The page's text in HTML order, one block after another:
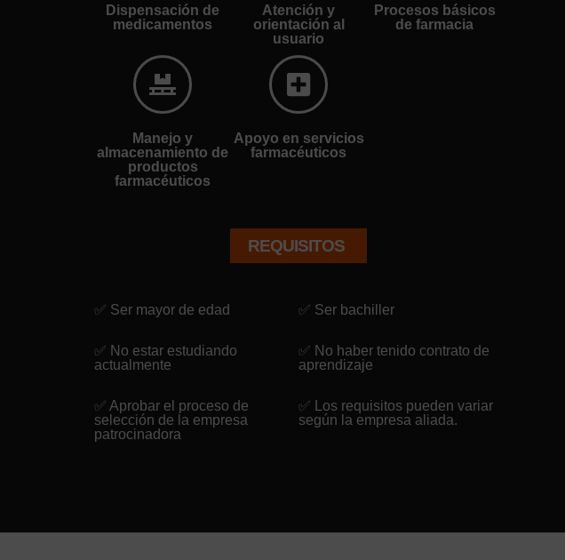
Dispensación de
medicamentos
Atención y
orientación al
usuario
Procesos básicos
de farmacia
Manejo y
almacenamiento de
productos
farmacéuticos
Apoyo en servicios
farmacéuticos
REQUISITOS
✅ Ser mayor de edad ✅ Ser bachiller
✅ No estar estudiando
actualmente
✅ No haber tenido contrato de
aprendizaje
✅ Aprobar el proceso de
selección de la empresa
patrocinadora
✅ Los requisitos pueden variar
según la empresa aliada.